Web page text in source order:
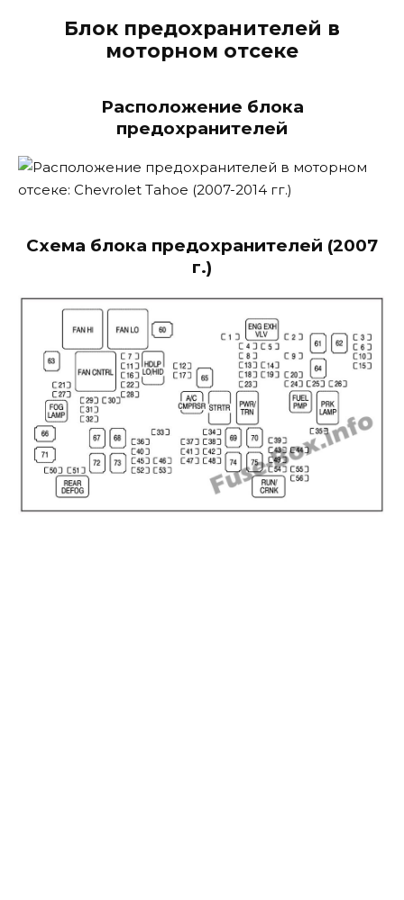
Блок предохранителей в
моторном отсеке
Расположение блока
предохранителей
Схема блока предохранителей (2007
г.)